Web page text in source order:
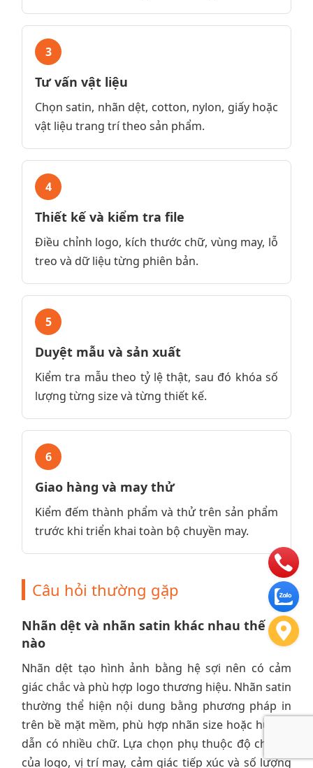
3
Tư vấn vật liệu
Chọn satin, nhãn dệt, cotton, nylon, giấy hoặc
vật liệu trang trí theo sản phẩm.
4
Thiết kế và kiểm tra file
Điều chỉnh logo, kích thước chữ, vùng may, lỗ
treo và dữ liệu từng phiên bản.
5
Duyệt mẫu và sản xuất
Kiểm tra mẫu theo tỷ lệ thật, sau đó khóa số
lượng từng size và từng thiết kế.
6
Giao hàng và may thử
Kiểm đếm thành phẩm và thử trên sản phẩm
trước khi triển khai toàn bộ chuyền may.
Câu hỏi thường gặp
Nhãn dệt và nhãn satin khác nhau thế
nào
Nhãn dệt tạo hình ảnh bằng hệ sợi nên có cảm
giác chắc và phù hợp logo thương hiệu. Nhãn satin
thường thể hiện nội dung bằng phương pháp in
trên bề mặt mềm, phù hợp nhãn size hoặc hướng
dẫn có nhiều chữ. Lựa chọn phụ thuộc độ chi tiết
của logo, vị trí may, cảm giác tiếp xúc và số lượng